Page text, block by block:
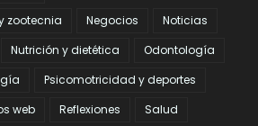
zootecnia
Negocios
Noticias
Nutrición y dietética
Odontología
Psicomotricidad y deportes
web Reflexiones Salud